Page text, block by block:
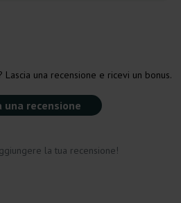
una recensione e ricevi un bonus.
una recensione
la tua recensione!